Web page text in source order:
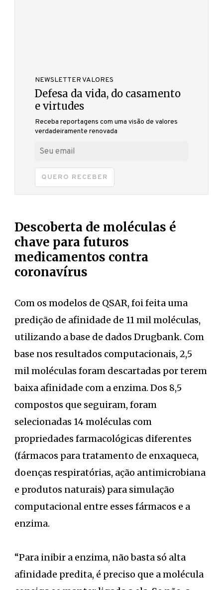
NEWSLETTER VALORES
Defesa da vida, do casamento
e virtudes
Receba reportagens com uma visão de valores
verdadeiramente renovada
QUERO RECEBER
Descoberta de moléculas é
chave para futuros
medicamentos contra
coronavírus
Com os modelos de QSAR, foi feita uma
predição de afinidade de 11 mil moléculas,
utilizando a base de dados Drugbank. Com
base nos resultados computacionais, 2,5
mil moléculas foram descartadas por terem
baixa afinidade com a enzima. Dos 8,5
compostos que seguiram, foram
selecionadas 14 moléculas com
propriedades farmacológicas diferentes
(fármacos para tratamento de enxaqueca,
doenças respiratórias, ação antimicrobiana
e produtos naturais) para simulação
computacional entre esses fármacos e a
enzima.
“Para inibir a enzima, não basta só alta
afinidade predita, é preciso que a molécula